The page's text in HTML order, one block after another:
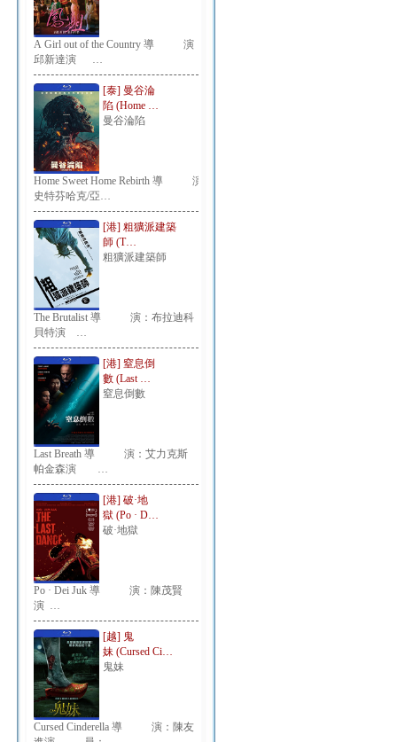
A Girl out of the Country 導 演：
邱新達演 …
[泰] 曼谷淪
陷 (Home …
曼谷淪陷
Home Sweet Home Rebirth 導 演：
史特芬哈克/亞…
[港] 粗獷派建築
師 (T…
粗獷派建築師
The Brutalist 導 演：布拉迪科
貝特演 …
[港] 窒息倒
數 (Last …
窒息倒數
Last Breath 導 演：艾力克斯
帕金森演 …
[港] 破·地
獄 (Po · D…
破·地獄
Po · Dei Juk 導 演：陳茂賢
演 …
[越] 鬼
妹 (Cursed Ci…
鬼妹
Cursed Cinderella 導 演：陳友